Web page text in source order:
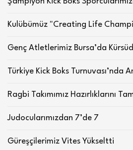
Kulübümüz "Creating Life
Genç Atletlerimiz Bursa’da
Türkiye Kick Boks Turnuvası’nda
Ragbi Takımımız Hazırlıklarını
Judocularımızdan 7’de 7
Güreşçilerimiz Vites Yükseltti